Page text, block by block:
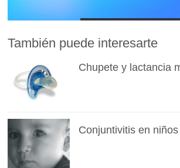
También puede interesarte
Chupete y lactancia
Conjuntivitis en niños